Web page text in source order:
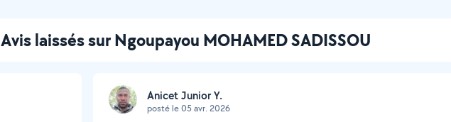
Avis laissés sur Ngoupayou MOHAMED SADISSOU
Anicet Junior Y.
posté le 05 avr. 2026